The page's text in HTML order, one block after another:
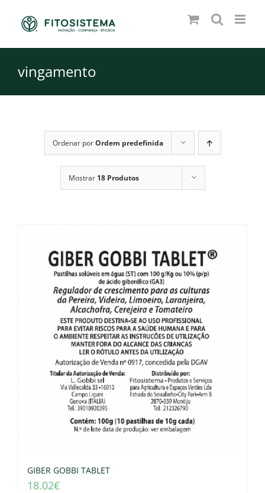
vingamento
Ordenar porOrdem predefinida
Mostrar 18 Produtos
GIBER GOBBI TABLET
18.02€